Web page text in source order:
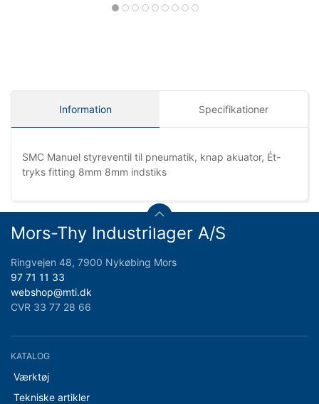
Information Specifikationer
SMC Manuel styreventil til pneumatik, knap akuator, Ét-
tryks fitting 8mm 8mm indstiks
Mors-Thy Industrilager A/S
Ringvejen 48, 7900 Nykøbing Mors
97 71 11 33
webshop@mti.dk
CVR 33 77 28 66
KATALOG
Værktøj
Tekniske artikler